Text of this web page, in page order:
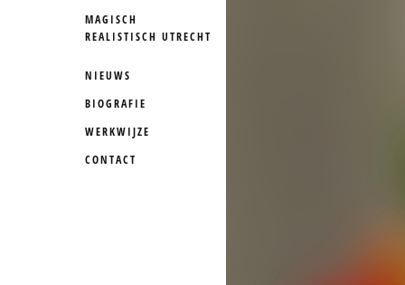
MAGISCH
REALISTISCH UTRECHT
NIEUWS
BIOGRAFIE
WERKWIJZE
CONTACT